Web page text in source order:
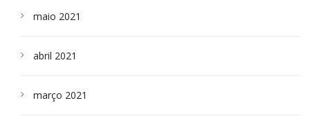
maio 2021
abril 2021
março 2021